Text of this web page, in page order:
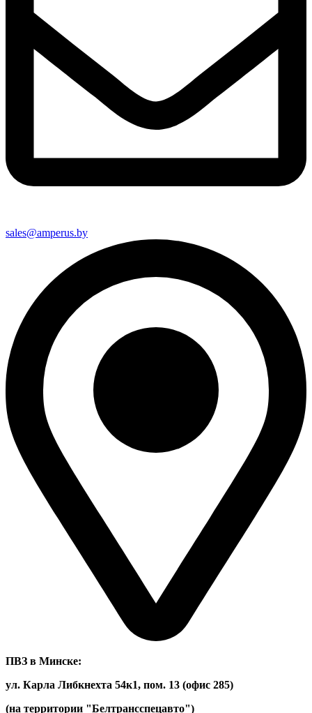
sales@amperus.by
ПВЗ в Минске:
ул. Карла Либкнехта 54к1, пом. 13 (офис 285)
(на территории "Белтрансспецавто")